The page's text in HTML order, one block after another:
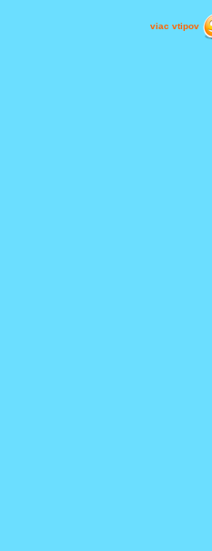
viac vtipov